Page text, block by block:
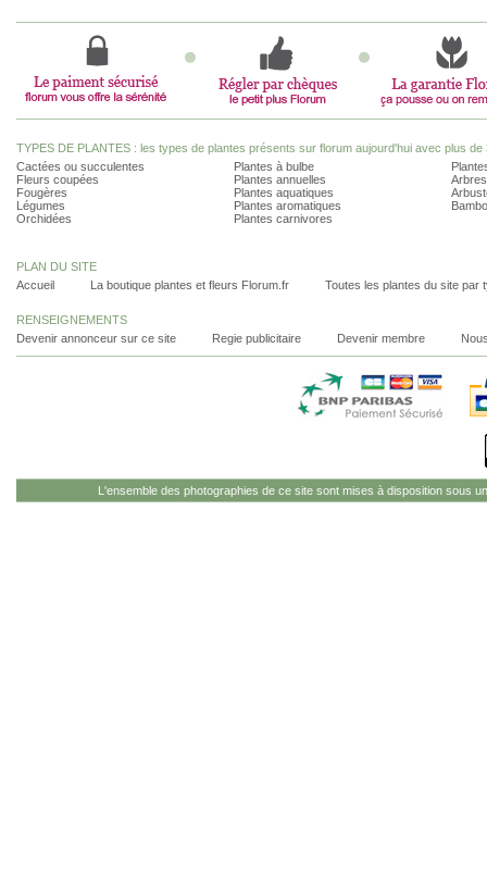
TYPES DE PLANTES : les types de plantes présents sur florum aujourd'hui avec plus de
Cactées ou succulentes
Fleurs coupées
Fougères
Légumes
Orchidées
Plantes à bulbe
Plantes annuelles
Plantes aquatiques
Plantes aromatiques
Plantes carnivores
PLAN DU SITE
Accueil
La boutique plantes et fleurs Florum.fr Toutes les plantes du site par
RENSEIGNEMENTS
Devenir annonceur sur ce site
Regie publicitaire Devenir membre
L'ensemble des photographies de ce site sont mises à disposition sous